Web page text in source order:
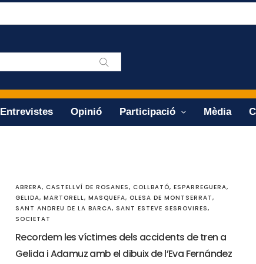
Entrevistes Opinió Participació Mèdia
ABRERA, CASTELLVÍ DE ROSANES, COLLBATÓ, ESPARREGUERA,
GELIDA, MARTORELL, MASQUEFA, OLESA DE MONTSERRAT,
SANT ANDREU DE LA BARCA, SANT ESTEVE SESROVIRES,
SOCIETAT
Recordem les víctimes dels accidents de tren a
Gelida i Adamuz amb el dibuix de l’Eva Fernández